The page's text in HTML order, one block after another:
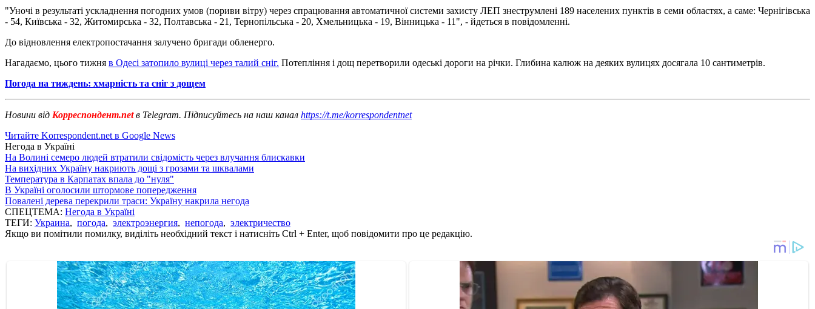
"Уночі в результаті ускладнення погодних умов (пориви вітру) через спрацювання автоматичної системи захисту ЛЕП знеструмлені 189 населених пунктів в семи областях, а саме: Чернігівська
- 54, Київська - 32, Житомирська - 32, Полтавська - 21, Тернопільська - 20, Хмельницька - 19, Вінницька - 11", - йдеться в повідомленні.
До відновлення електропостачання залучено бригади обленерго.
Нагадаємо, цього тижня в Одесі затопило вулиці через талий сніг. Потепління і дощ перетворили одеські дороги на річки. Глибина калюж на деяких вулицях досягала 10 сантиметрів.
Погода на тиждень: хмарність та сніг з дощем
Новини від Корреспондент.netв Telegram. Підписуйтесь на наш канал https://t.me/korrespondentnet
Читайте Korrespondent.net в Google News
Негода в Україні
На Волині семеро людей втратили свідомість через влучання блискавки
На вихідних Україну накриють дощі з грозами та шквалами
Температура в Карпатах впала до "нуля"
В Україні оголосили штормове попередження
Повалені дерева перекрили траси: Україну накрила негода
СПЕЦТЕМА: Негода в Україні
ТЕГИ: Украина, погода, электроэнергия, непогода, электричество
Якщо ви помітили помилку, виділіть необхідний текст і натисніть Ctrl + Enter, щоб повідомити про це редакцію.